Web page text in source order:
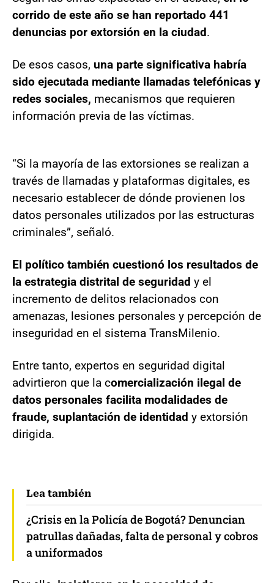
corrido de este año se han reportado 441
denuncias por extorsión en la ciudad.
De esos casos, una parte significativa habría
sido ejecutada mediante llamadas telefónicas y
redes sociales, mecanismos que requieren
información previa de las víctimas.
“Si la mayoría de las extorsiones se realizan a
través de llamadas y plataformas digitales, es
necesario establecer de dónde provienen los
datos personales utilizados por las estructuras
criminales”, señaló.
El político también cuestionó los resultados de
la estrategia distrital de seguridad y el
incremento de delitos relacionados con
amenazas, lesiones personales y percepción de
inseguridad en el sistema TransMilenio.
Entre tanto, expertos en seguridad digital
advirtieron que la comercialización ilegal de
datos personales facilita modalidades de
fraude, suplantación de identidad y extorsión
dirigida.
Lea también
¿Crisis en la Policía de Bogotá? Denuncian
patrullas dañadas, falta de personal y cobros
a uniformados